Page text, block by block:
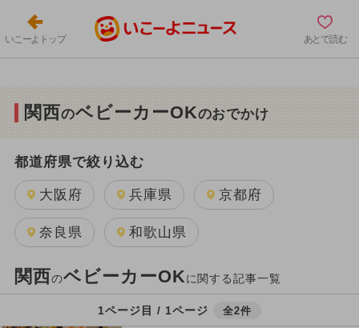
いこーよトップ あとで読む
関西のベビーカーOKのおでかけ
都道府県で絞り込む
大阪府 兵庫県 京都府
奈良県 和歌山県
関西のベビーカーOKに関する記事一覧
1ページ目 / 1ページ 全2件